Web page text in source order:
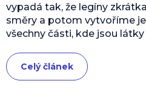
vypadá tak, že legíny
směry a potom vytvoříme
všechny části, kde jsou látky
Celý článek